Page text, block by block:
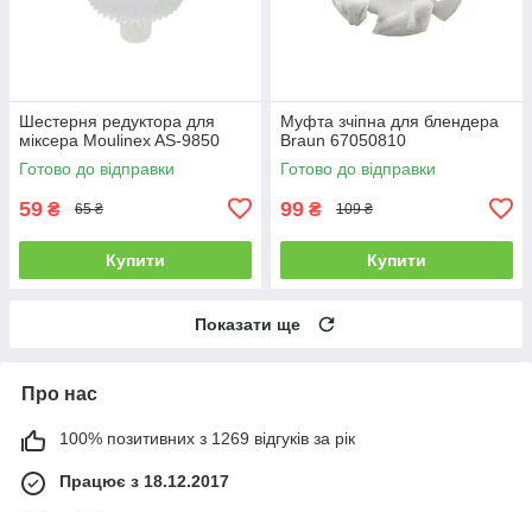
Шестерня редуктора для
міксера Moulinex AS-9850
Готово до відправки
59 ₴ 65 ₴
Купити
Муфта зчіпна для блендера
Braun 67050810
Готово до відправки
99 ₴ 109 ₴
Купити
Показати ще
Про нас
100% позитивних з 1269 відгуків за рік
Працює з 18.12.2017